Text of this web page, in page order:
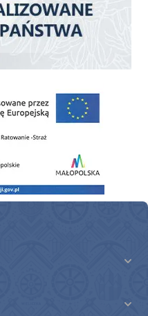
samochodu ratowniczo-gaśniczego z